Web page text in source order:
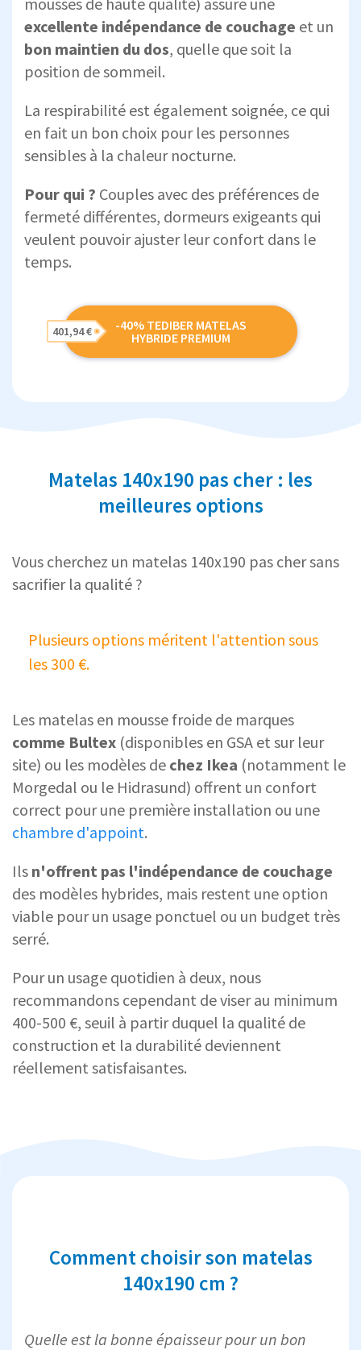
excellente indépendance de couchage et un
bon maintien du dos, quelle que soit la
position de sommeil.
La respirabilité est également soignée, ce qui
en fait un bon choix pour les personnes
sensibles à la chaleur nocturne.
Pour qui ? Couples avec des préférences de
fermeté différentes, dormeurs exigeants qui
veulent pouvoir ajuster leur confort dans le
temps.
-40% TEDIBER MATELAS
HYBRIDE PREMIUM
401,94 €
Matelas 140x190 pas cher : les
meilleures options
Vous cherchez un matelas 140x190 pas cher sans
sacrifier la qualité ?
Plusieurs options méritent l'attention sous
les 300 €.
Les matelas en mousse froide de marques
comme Bultex (disponibles en GSA et sur leur
site) ou les modèles de chez Ikea (notamment le
Morgedal ou le Hidrasund) offrent un confort
correct pour une première installation ou une
chambre d'appoint.
Ils n'offrent pas l'indépendance de couchage
des modèles hybrides, mais restent une option
viable pour un usage ponctuel ou un budget très
serré.
Pour un usage quotidien à deux, nous
recommandons cependant de viser au minimum
400-500 €, seuil à partir duquel la qualité de
construction et la durabilité deviennent
réellement satisfaisantes.
Comment choisir son matelas
140x190 cm ?
Quelle est la bonne épaisseur pour un bon